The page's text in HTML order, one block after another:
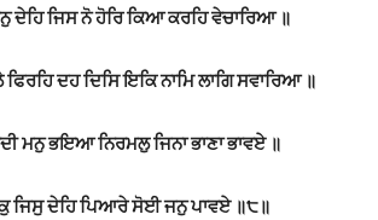
ਦੇਹਿ ਜਿਸ ਨੋ ਹੋਰਿ ਕਿਆ ਕਰਹਿ ਵੇਚਾਰਿਆ ॥
ਦਹ ਦਿਸਿ ਇਕਿ ਨਾਮਿ ਲਾਗਿ ਸਵਾਰਿਆ ॥
ਮਨੁ ਭਇਆ ਨਿਰਮਲੁ ਜਿਨਾ ਭਾਣਾ ਭਾਵਏ ॥
ਜਿਸੁ ਦੇਹਿ ਪਿਆਰੇ ਸੋਈ ਜਨੁ ਪਾਵਏ ॥੮॥